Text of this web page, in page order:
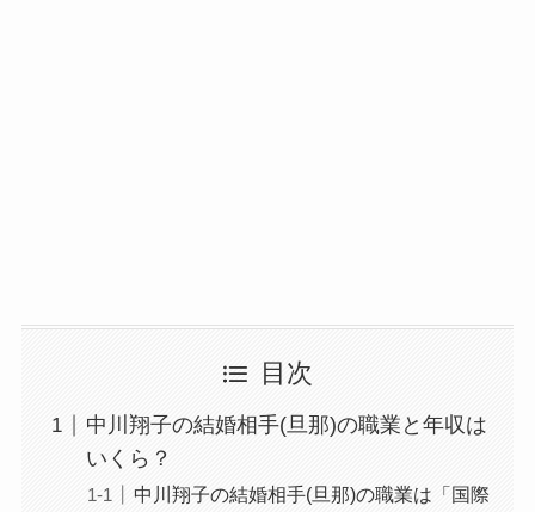
目次
中川翔子の結婚相手(旦那)の職業と年収は
いくら？
中川翔子の結婚相手(旦那)の職業は「国際